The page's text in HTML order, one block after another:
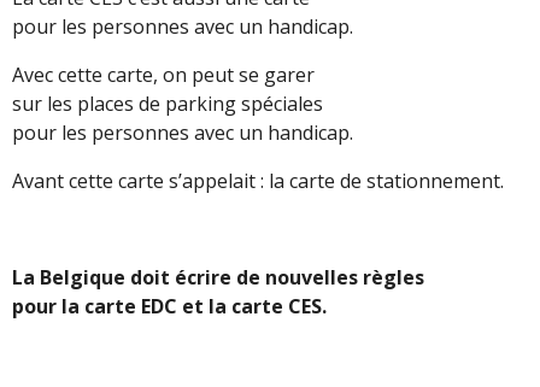
pour les personnes avec un handicap.
Avec cette carte, on peut se garer
sur les places de parking spéciales
pour les personnes avec un handicap.
Avant cette carte s’appelait : la carte de stationnement.
La Belgique doit écrire de nouvelles règles
pour la carte EDC et la carte CES.